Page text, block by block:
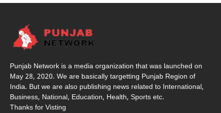
Punjab Network is a media organization that was launched on
May 28, 2020. We are basically targetting Punjab Region of
India. But we are also publishing news related to International,
Business, National, Education, Health, Sports etc.
Thanks for Visting